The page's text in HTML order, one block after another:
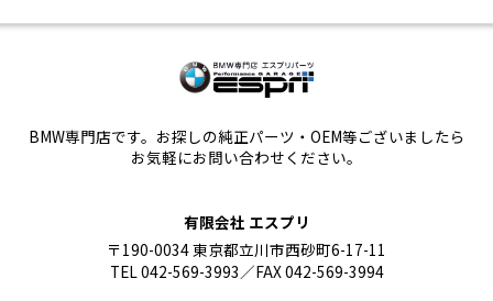
BMW専門店です。お探しの純正パーツ・OEM等ございましたら
お気軽にお問い合わせください。
有限会社 エスプリ
〒190-0034 東京都立川市西砂町6-17-11
TEL 042-569-3993／FAX 042-569-3994